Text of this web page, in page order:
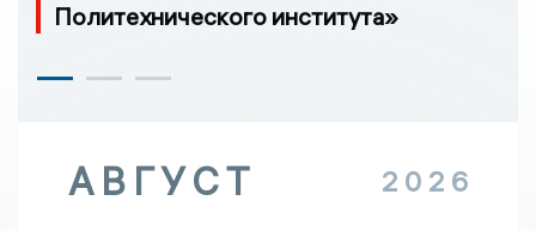
Политехнического института»
АВГУСТ 2026